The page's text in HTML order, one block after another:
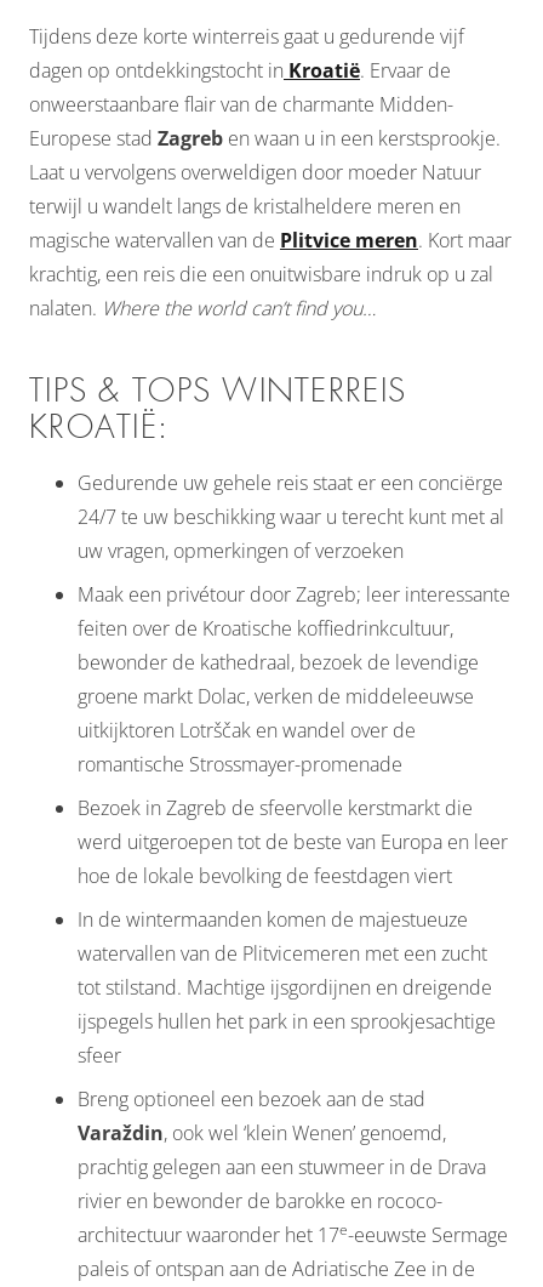
Tijdens deze korte winterreis gaat u gedurende vijf
dagen op ontdekkingstocht in Kroatië. Ervaar de
onweerstaanbare flair van de charmante Midden-
Europese stad Zagreb en waan u in een kerstsprookje.
Laat u vervolgens overweldigen door moeder Natuur
terwijl u wandelt langs de kristalheldere meren en
magische watervallen van de Plitvice meren. Kort maar
krachtig, een reis die een onuitwisbare indruk op u zal
nalaten. Where the world can’t find you…
TIPS & TOPS WINTERREIS
KROATIË:
Gedurende uw gehele reis staat er een conciërge
24/7 te uw beschikking waar u terecht kunt met al
uw vragen, opmerkingen of verzoeken
Maak een privétour door Zagreb; leer interessante
feiten over de Kroatische koffiedrinkcultuur,
bewonder de kathedraal, bezoek de levendige
groene markt Dolac, verken de middeleeuwse
uitkijktoren Lotrščak en wandel over de
romantische Strossmayer-promenade
Bezoek in Zagreb de sfeervolle kerstmarkt die
werd uitgeroepen tot de beste van Europa en leer
hoe de lokale bevolking de feestdagen viert
In de wintermaanden komen de majestueuze
watervallen van de Plitvicemeren met een zucht
tot stilstand. Machtige ijsgordijnen en dreigende
ijspegels hullen het park in een sprookjesachtige
sfeer
Breng optioneel een bezoek aan de stad
Varaždin, ook wel ‘klein Wenen’ genoemd,
prachtig gelegen aan een stuwmeer in de Drava
rivier en bewonder de barokke en rococo-
architectuur waaronder het 17e-eeuwste Sermage
paleis of ontspan aan de Adriatische Zee in de